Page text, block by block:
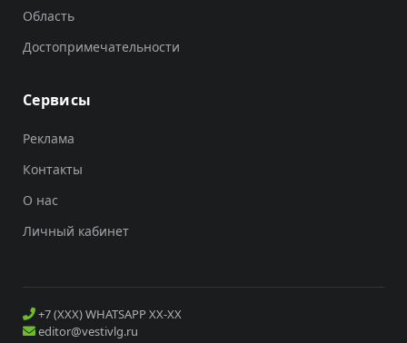
Область
Достопримечательности
Сервисы
Реклама
Контакты
О нас
Личный кабинет
+7 (XXX) WHATSAPP XX-XX
editor@vestivlg.ru